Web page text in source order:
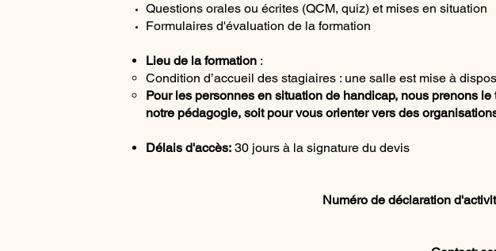
Questions orales ou écrites (QCM, quiz) et mises en situation
Formulaires d'évaluation de la formation
Lieu de la formation :
Condition d’accueil des stagiaires : une salle est mise à
Pour les personnes en situation de handicap, nous prenons
notre pédagogie, soit pour vous orienter vers des
Délais d'accès: 30 jours à la signature du devis
Numéro de déclaration